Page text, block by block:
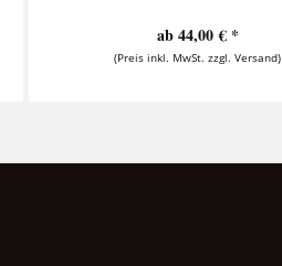
ab 44,00 € *
(Preis inkl. MwSt. zzgl. Versand)